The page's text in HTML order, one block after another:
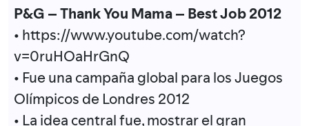
P&G – Thank You Mama – Best Job 2012
• https://www.youtube.com/watch?
v=0ruHOaHrGnQ
• Fue una campaña global para los Juegos
Olímpicos de Londres 2012
• La idea central fue, mostrar el gran